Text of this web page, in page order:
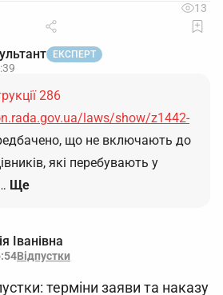
13
ЕКСПЕРТ
286
laws/show/z1442-
що не включають до
які перебувають у
Ще
Іванівна
Відпустки
терміни заяви та наказу